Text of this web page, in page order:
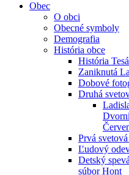
Obec
O obci
Obecné symboly
Demografia
História obce
História
Zaniknutá
Dobové
Druhá
Prvá
Ľudový
Detský
súbor Hont